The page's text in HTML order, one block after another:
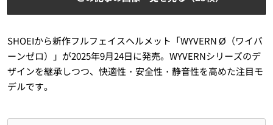
SHOEIから新作フルフェイスヘルメット「WYVERN Ø（ワイバ
ーンゼロ）」が2025年9月24日に発売。WYVERNシリーズのデ
ザインを継承しつつ、快適性・安全性・静音性を高めた注目モ
デルです。